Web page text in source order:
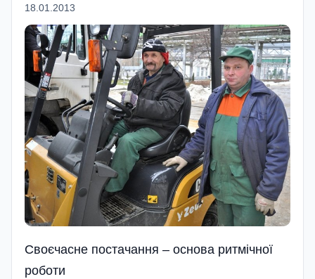
18.01.2013
Своєчасне постачання – основа ритмічної
роботи